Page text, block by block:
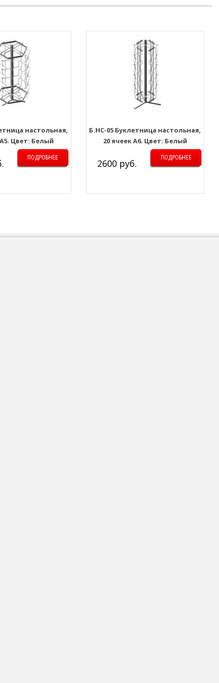
настольная,
Цвет: Белый
ПОДРОБНЕЕ
Б.НС-05 Буклетница настольная,
20 ячеек А6. Цвет: Белый
2600 руб. ПОДРОБНЕЕ